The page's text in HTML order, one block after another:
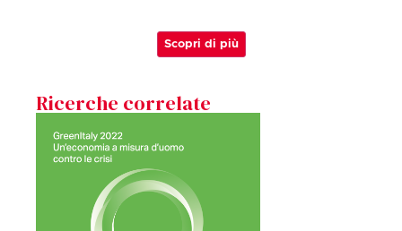
Scopri di più
Ricerche correlate